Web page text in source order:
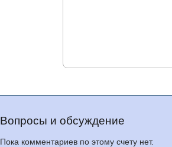
Вопросы и обсуждение
Пока комментариев по этому счету нет.